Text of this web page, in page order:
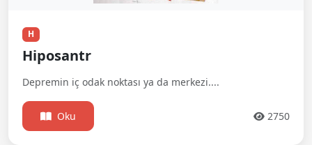
H
Hiposantr
Depremin iç odak noktası ya da merkezi....
Oku 2750